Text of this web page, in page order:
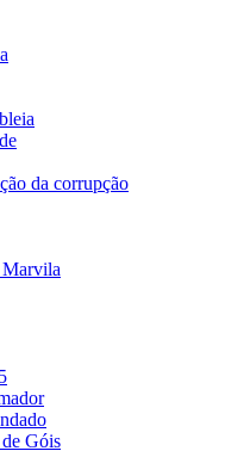
da corrupção
Marvila
Góis